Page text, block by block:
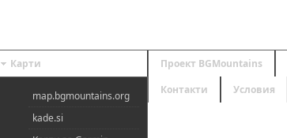
Карти
map.bgmountains.org
kade.si
Проект BGMountains
Контакти
Условия